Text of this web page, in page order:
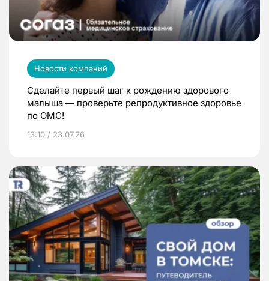
Новости компаний
Сделайте первый шаг к рождению здорового
малыша — проверьте репродуктивное здоровье
по ОМС!
13:10 / 23.07.26